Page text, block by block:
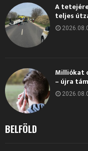
A
teljes
Milliókat
– újra
BELFÖLD